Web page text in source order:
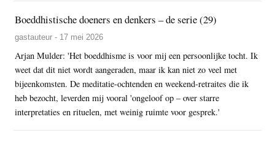
Boeddhistische doeners en denkers – de serie (29)
gastauteur - 17 mei 2026
Arjan Mulder: 'Het boeddhisme is voor mij een persoonlijke tocht. Ik
weet dat dit niet wordt aangeraden, maar ik kan niet zo veel met
bijeenkomsten. De meditatie-ochtenden en weekend-retraites die ik
heb bezocht, leverden mij vooral 'ongeloof op – over starre
interpretaties en rituelen, met weinig ruimte voor gesprek.'